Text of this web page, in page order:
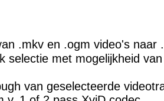
.mkv en .ogm video's naar
selectie met mogelijkheid
van geselecteerde